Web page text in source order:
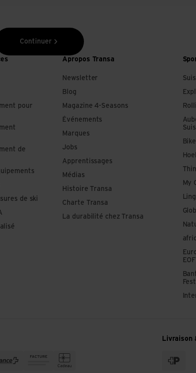
Continuer
pour
de
de ski
Apropos Transa
Newsletter
Blog
Magazine 4-Seasons
Événements
Marques
Jobs
Apprentissages
Médias
Histoire Transa
Charte Transa
La durabilité chez Transa
My
Livraison